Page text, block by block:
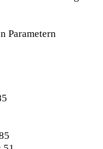
Parametern